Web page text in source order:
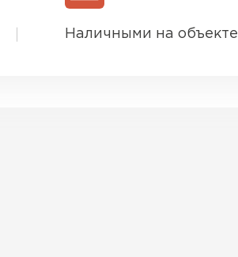
Наличными на объекте